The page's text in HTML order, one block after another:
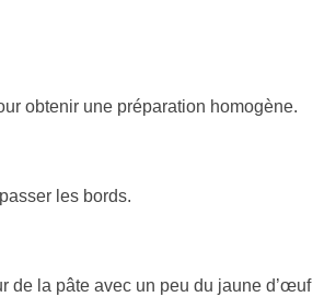
obtenir une préparation homogène.
les bords.
de la pâte avec un peu du jaune d’œuf